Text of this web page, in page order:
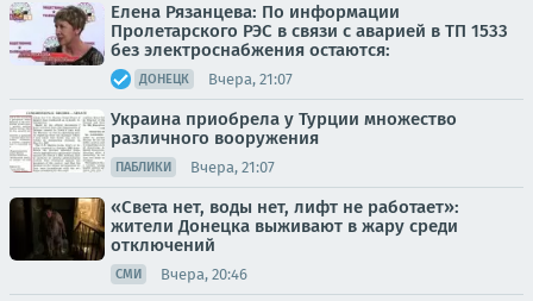
Елена Рязанцева: По информации
Пролетарского РЭС в связи с аварией в ТП 1533
без электроснабжения остаются:
ДОНЕЦК Вчера, 21:07
Украина приобрела у Турции множество
различного вооружения
ПАБЛИКИ Вчера, 21:07
«Света нет, воды нет, лифт не работает»:
жители Донецка выживают в жару среди
отключений
СМИ Вчера, 20:46